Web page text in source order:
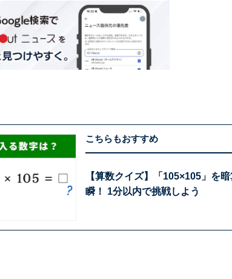
こちらもおすすめ
【算数クイズ】「105×105」を
瞬！ 1分以内で挑戦しよう